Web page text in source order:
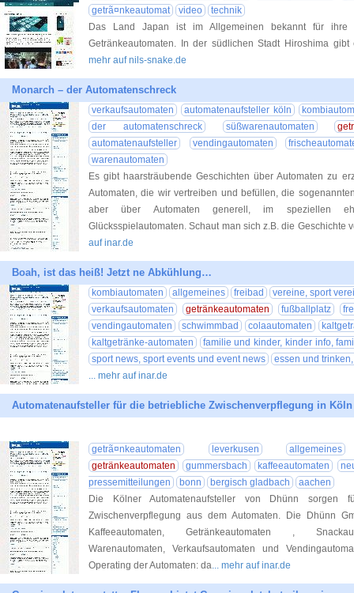
getrã¤nkeautomat
video
technik
Das Land Japan ist im Allgemeinen bekannt für ihre
Getränkeautomaten. In der südlichen Stadt Hiroshima
mehr auf nils-snake.de
Monarch – der Automatenschreck
verkaufsautomaten automatenaufsteller köln
der automatenschreck
süßwarenautomaten
automatenaufsteller
vendingautomaten
warenautomaten
Es gibt haarsträubende Geschichten über Automaten zu
Automaten, die wir vertreiben und befüllen, die
aber über Automaten generell, im speziellen
Glücksspielautomaten. Schaut man sich z.B. die Geschichte
auf inar.de
Boah, ist das heiß! Jetzt ne Abkühlung…
kombiautomaten allgemeines freibad
vereine, sport
verkaufsautomaten
getränkeautomaten fußballplatz
vendingautomaten
schwimmbad colaautomaten
kaltgetränke-automaten
familie und kinder, kinder info,
sport news, sport events und event news
essen und
... mehr auf inar.de
Automatenaufsteller für die betriebliche Zwischenverpflegung in
getrã¤nkeautomaten leverkusen
allgemeines
getränkeautomaten
gummersbach kaffeeautomaten
pressemitteilungen
bonn bergisch gladbach
aachen
Die Kölner Automatenaufsteller von Dhünn sorgen
Zwischenverpflegung aus dem Automaten. Die Dhünn
Kaffeeautomaten, Getränkeautomaten ,
Warenautomaten, Verkaufsautomaten und
Operating der Automaten: da... mehr auf inar.de